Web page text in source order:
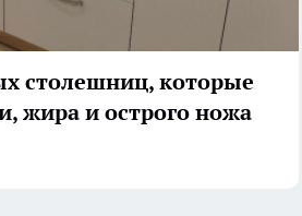
столешниц, которые
жира и острого ножа